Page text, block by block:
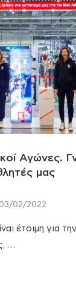
Αγώνες.
μας
03/02/2022
έτοιμη για
…